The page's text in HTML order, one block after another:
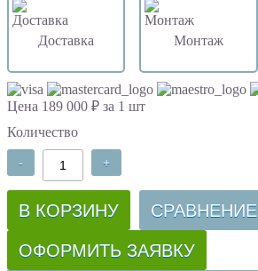
Доставка Монтаж
Цена 189 000 ₽ за 1 шт
Количество
- +
В КОРЗИНУ СРАВНЕНИЕ
ОФОРМИТЬ ЗАЯВКУ